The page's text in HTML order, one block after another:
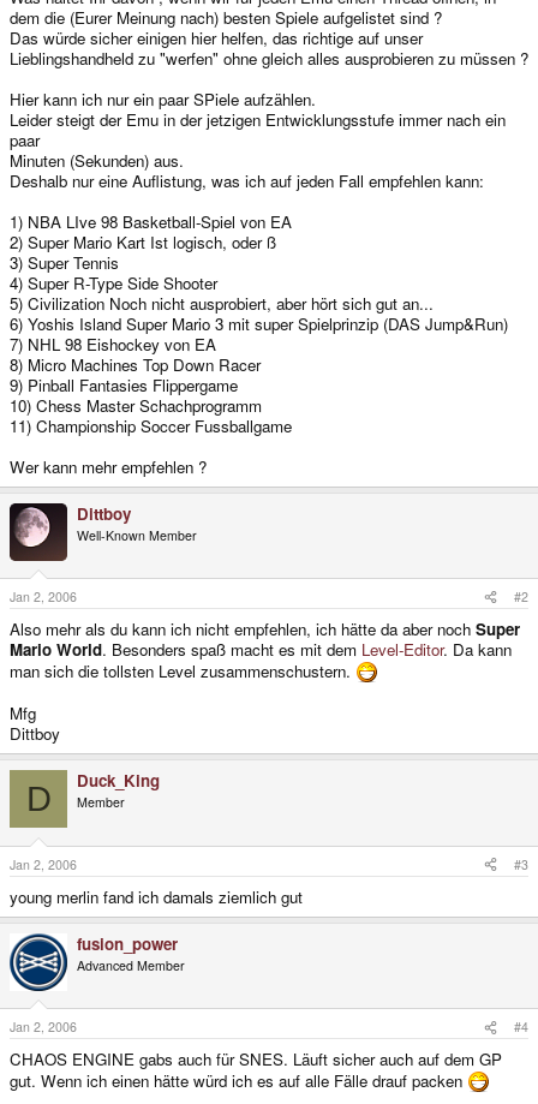
dem die (Eurer Meinung nach) besten Spiele aufgelistet sind ?
Das würde sicher einigen hier helfen, das richtige auf unser
Lieblingshandheld zu "werfen" ohne gleich alles ausprobieren zu müssen ?
Hier kann ich nur ein paar SPiele aufzählen.
Leider steigt der Emu in der jetzigen Entwicklungsstufe immer nach ein
paar
Minuten (Sekunden) aus.
Deshalb nur eine Auflistung, was ich auf jeden Fall empfehlen kann:
1) NBA LIve 98 Basketball-Spiel von EA
2) Super Mario Kart Ist logisch, oder ß
3) Super Tennis
4) Super R-Type Side Shooter
5) Civilization Noch nicht ausprobiert, aber hört sich gut an...
6) Yoshis Island Super Mario 3 mit super Spielprinzip (DAS Jump&Run)
7) NHL 98 Eishockey von EA
8) Micro Machines Top Down Racer
9) Pinball Fantasies Flippergame
10) Chess Master Schachprogramm
11) Championship Soccer Fussballgame
Wer kann mehr empfehlen ?
Dittboy
Well-Known Member
Jan 2, 2006 #2
Also mehr als du kann ich nicht empfehlen, ich hätte da aber noch Super
Mario World. Besonders spaß macht es mit dem Level-Editor. Da kann
man sich die tollsten Level zusammenschustern.
Mfg
Dittboy
D Duck_King
Member
Jan 2, 2006 #3
young merlin fand ich damals ziemlich gut
fusion_power
Advanced Member
Jan 2, 2006 #4
CHAOS ENGINE gabs auch für SNES. Läuft sicher auch auf dem GP
gut. Wenn ich einen hätte würd ich es auf alle Fälle drauf packen